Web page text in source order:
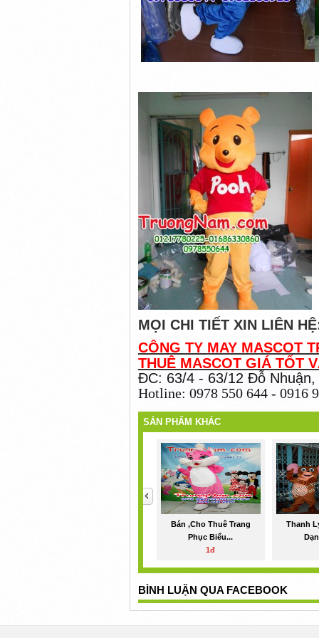
MỌI CHI TIẾT XIN LIÊN
CÔNG TY MAY MASCOT
THUÊ MASCOT GIÁ TỐT
ĐC: 63/4 - 63/12 Đỗ
Hotline: 0978 550 644 - 0916
SẢN PHẨM KHÁC
Bán ,cho Thuê Trang
Phục Biểu...
1đ
Thanh
BÌNH LUẬN QUA FACEBOOK